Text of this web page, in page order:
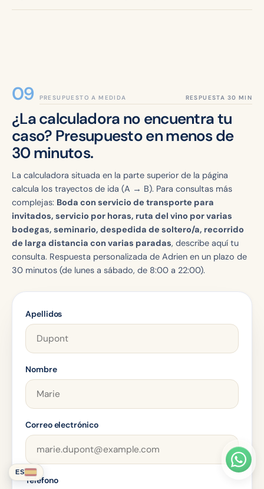
PRESUPUESTO A MEDIDA
¿La calculadora no encuentra tu
caso? Presupuesto en menos de
30 minutos.
La calculadora situada en la parte superior de la página
calcula los trayectos de ida (A → B). Para consultas más
complejas: Boda con servicio de transporte para
invitados, servicio por horas, ruta del vino por varias
bodegas, seminario, despedida de soltero/a, recorrido
de larga distancia con varias paradas, describe aquí tu
consulta. Respuesta personalizada de Adrien en un plazo de
30 minutos (de lunes a sábado, de 8:00 a 22:00).
Apellidos
Nombre
Correo electrónico
Teléfono
ES